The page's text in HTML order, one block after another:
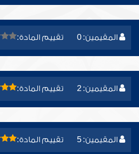
المقيمين: 0 تقييم المادة:
المقيمين: 2 تقييم المادة:
المقيمين: 5 تقييم المادة: